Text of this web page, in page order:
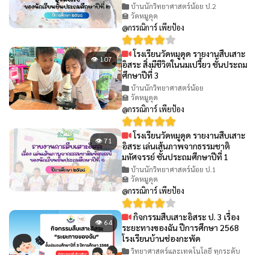
บ้านนักวิทยาศาสตร์น้อย ป.2
🏫 วัดหมูดุด
@กรรณิการ์ เพียป้อง
👁 107
โรงเรียนวัดหมูดุด รายงานสืบเสาะ
อิสระ สิ่งมีชีวิตในนมเปรี้ยว ชั้นประถม
ศึกษาปีที่ 3
บ้านนักวิทยาศาสตร์น้อย
🏫 วัดหมูดุด
@กรรณิการ์ เพียป้อง
👁 71
โรงเรียนวัดหมูดุด รายงานสืบเสาะ
อิสระ เล่นเส้นภาพจากธรรมชาติ
มหัศจรรย์ ชั้นประถมศึกษาปีที่ 1
บ้านนักวิทยาศาสตร์น้อย ป.1
🏫 วัดหมูดุด
@กรรณิการ์ เพียป้อง
👁 64
กิจกรรมสืบเสาะอิสระ ป. 3 เรื่อง
ระยะทางของฉัน ปีการศึกษา 2568
โรงเรียนบ้านช่องกะพัด
วิทยาศาสตร์และเทคโนโลยี ทุกระดับ